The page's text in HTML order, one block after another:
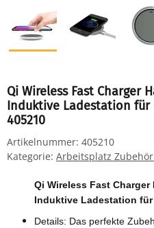
Qi Wireless Fast Charger
Induktive Ladestation
405210
Artikelnummer: 405210
Kategorie: Arbeitsplatz
Qi Wireless Fast
Induktive Ladestation
Details: Das perfekte